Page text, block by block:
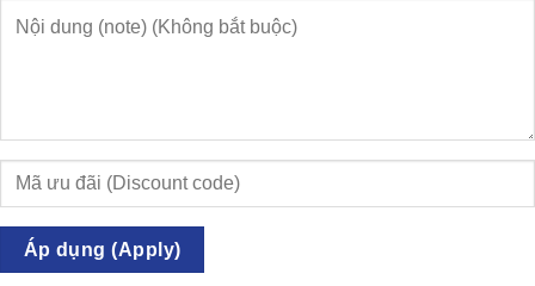
Áp dụng (Apply)